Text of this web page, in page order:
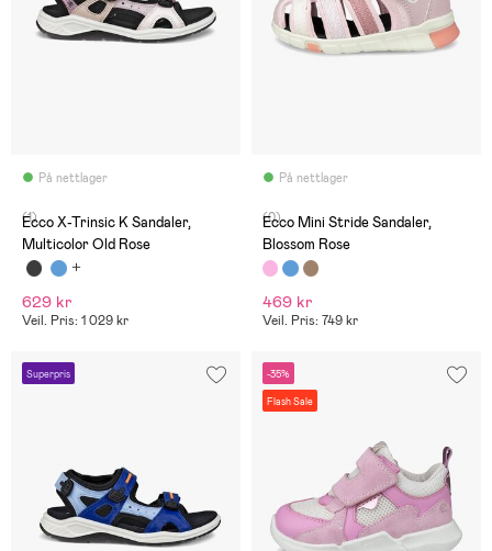
På nettlager
(1)
Ecco X-Trinsic K Sandaler,
Multicolor Old Rose
629 kr
Veil. Pris: 1 029 kr
På nettlager
(0)
Ecco Mini Stride Sandaler,
Blossom Rose
469 kr
Veil. Pris: 749 kr
Superpris -35%
Flash Sale